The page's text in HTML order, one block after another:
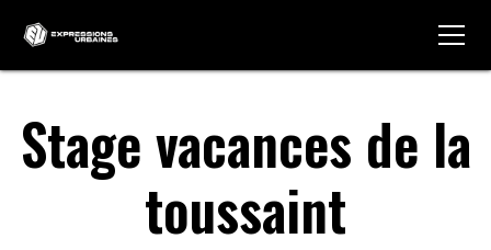
Stage vacances de la
toussaint